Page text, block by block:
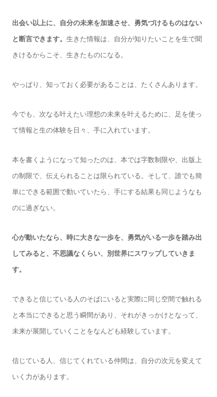
出会い以上に、自分の未来を加速させ、勇気づけるものはない
と断言できます。 生きた情報は、自分が知りたいことを生で聞
きけるからこそ、生きたものになる。
やっぱり、知っておく必要があることは、たくさんあります。
今でも、次なる叶えたい理想の未来を叶えるために、足を使っ
て情報と生の体験を日々、手に入れています。
本を書くようになって知ったのは、本では字数制限や、出版上
の制限で、伝えられることは限られている。そして、誰でも簡
単にできる範囲で動いていたら、手にする結果も同じようなも
のに過ぎない。
心が動いたなら、時に大きな一歩を、勇気がいる一歩を踏み出
してみると、不思議なくらい、別世界にスワップしていきま
す。
できると信じている人のそばにいると実際に同じ空間で触れる
と本当にできると思う瞬間があり、それがきっかけとなって、
未来が展開していくことをなんども経験しています。
信じている人、信じてくれている仲間は、自分の次元を変えて
いく力があります。